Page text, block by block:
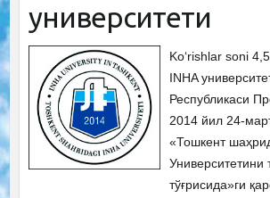
университети
Ko‘rishlar soni
INHA
Республикаси
2014 йил 24-
«Тошкент
Университетини
тўғрисида»ги